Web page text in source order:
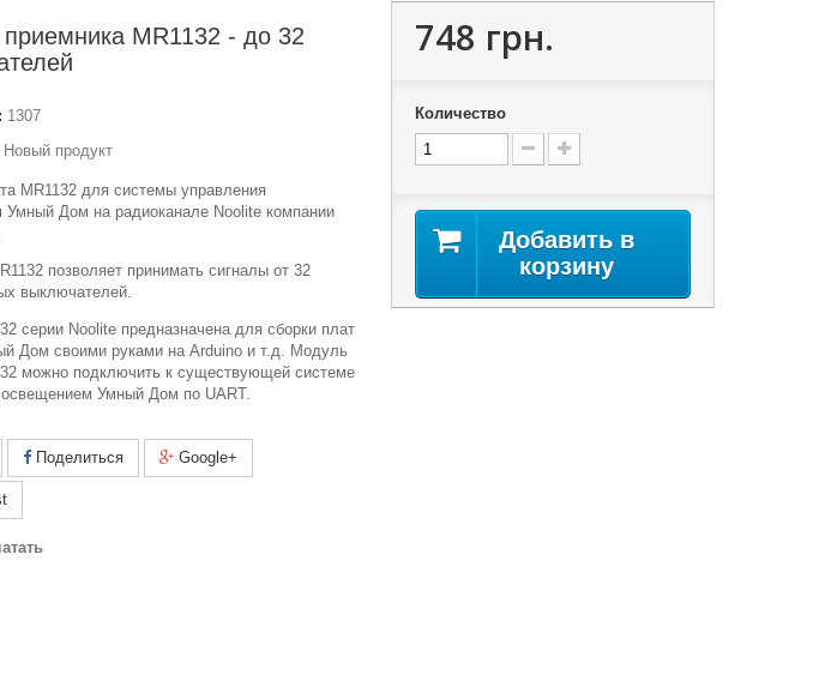
МR1132 - до 32
1307
Новый продукт
MR1132 для системы управления
Дом на радиоканале Noolite компании
позволяет принимать сигналы от 32
выключателей.
серии Noolite предназначена для сборки плат
Дом своими руками на Arduino и т.д. Модуль
можно подключить к существующей системе
освещением Умный Дом по UART.
Поделиться Google+
748 грн.
Количество
Добавить в
корзину